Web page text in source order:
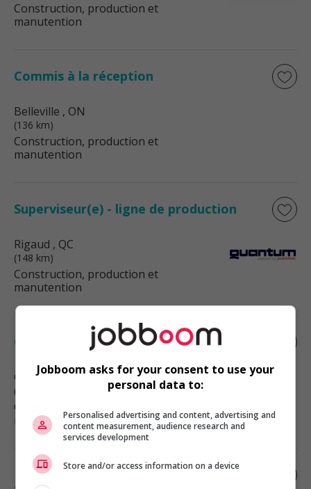
Construction, production et
manutention
Commis à la réception
Belleville , ON
(136 km)
Construction, production et
manutention
Superviseur(e) - ligne de production
Rigaud , QC
(148 km)
Construction, production et
manutention
Contremaître de chantier
Coteau-du-Lac, QC
(151 km)
Construction, production et
manutention
Inspecteur(trice) contrôle qualité en
Jobboom asks for your consent to use your
personal data to:
Personalised advertising and content, advertising and
content measurement, audience research and
services development
Store and/or access information on a device